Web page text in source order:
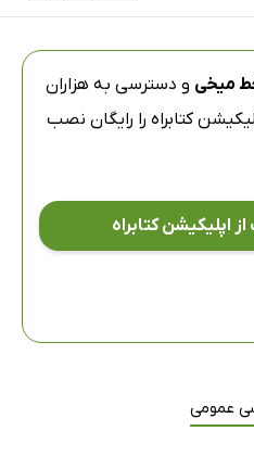
میخی و دسترسی به هزاران
کتابراه را رایگان نصب
اپلیکیشن کتابراه
عمومی